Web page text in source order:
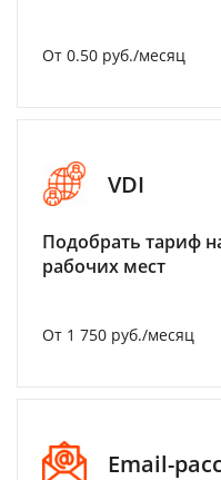
От 0.50 руб./месяц
VDI
Подобрать тариф
рабочих мест
От 1 750 руб./месяц
Email-